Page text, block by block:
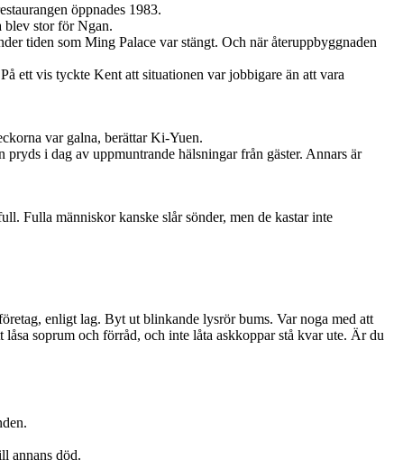
öppnades 1983.
blev stor för Ngan.
tiden som Ming Palace var stängt. Och när återuppbyggnaden
ett vis tyckte Kent att situationen var jobbigare än att vara
var galna, berättar Ki-Yuen.
i dag av uppmuntrande hälsningar från gäster. Annars är
Fulla människor kanske slår sönder, men de kastar inte
enligt lag. Byt ut blinkande lysrör bums. Var noga med att
soprum och förråd, och inte låta askkoppar stå kvar ute. Är du
annans död.